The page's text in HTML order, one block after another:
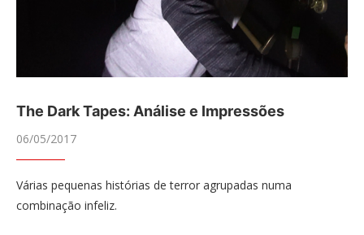
The Dark Tapes: Análise e Impressões
06/05/2017
Várias pequenas histórias de terror agrupadas numa
combinação infeliz.